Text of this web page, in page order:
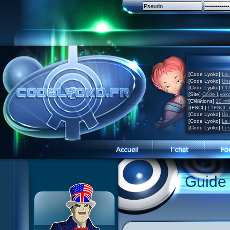
[Code Lyoko] La
[Code Lyoko]
[Code Lyoko]
[Site] Code
[Créations] 10
[IFSCL] L'IFSCL
[Code Lyoko] Un
[Code Lyoko] Le
[Code Lyoko]
6 Cruel dilemme
7 Problème d'image
10 Créature de rêve
11 Enragés